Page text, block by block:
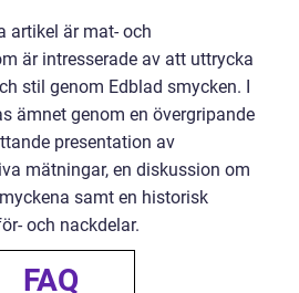
artikel är mat- och
är intresserade av att uttrycka
stil genom Edblad smycken. I
ämnet genom en övergripande
presentation av
mätningar, en diskussion om
samt en historisk
och nackdelar.
FAQ